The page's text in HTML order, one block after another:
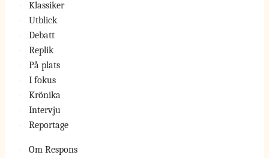
Klassiker
Utblick
Debatt
Replik
På plats
I fokus
Krönika
Intervju
Reportage
Om Respons